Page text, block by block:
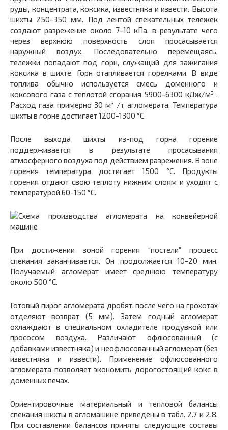
руды, концентрата, коксика, известняка и извести. Высота
шихты 250-350 мм. Под лентой спекательных тележек
создают разрежение около 7-10 кПа, в результате чего
через верхнюю поверхность слоя просасывается
наружный воздух. Последовательно перемещаясь,
тележки попадают под горн, служащий для зажигания
коксика в шихте. Горн отапливается горелками. В виде
топлива обычно используется смесь доменного и
коксового газа с теплотой сгорания 5900-6300 кДж/м³ .
Расход газа примерно 30 м³ /т агломерата. Температура
шихты в горне достигает 1200-1300 °С.
После выхода шихты из-под горна горение
поддерживается в результате просасывания
атмосферного воздуха под действием разрежения. В зоне
горения температура достигает 1500 °С. Продукты
горения отдают свою теплоту нижним слоям и уходят с
температурой 60-150 °С.
При достижении зоной горения “постели” процесс
спекания заканчивается. Он продолжается 10-20 мин.
Получаемый агломерат имеет среднюю температуру
около 500 °С.
Готовый пирог агломерата дробят, после чего на грохотах
отделяют возврат (5 мм). Затем годный агломерат
охлаждают в специальном охладителе продувкой или
прососом воздуха. Различают офлюсованный (с
добавками известняка) и неофлюсованный агломерат (без
известняка и извести). Применение офлюсованного
агломерата позволяет экономить дорогостоящий кокс в
доменных печах.
Ориентировочные материальный и тепловой балансы
спекания шихты в агломашине приведены в табл. 2.7 и 2.8.
При составлении балансов приняты следующие составы